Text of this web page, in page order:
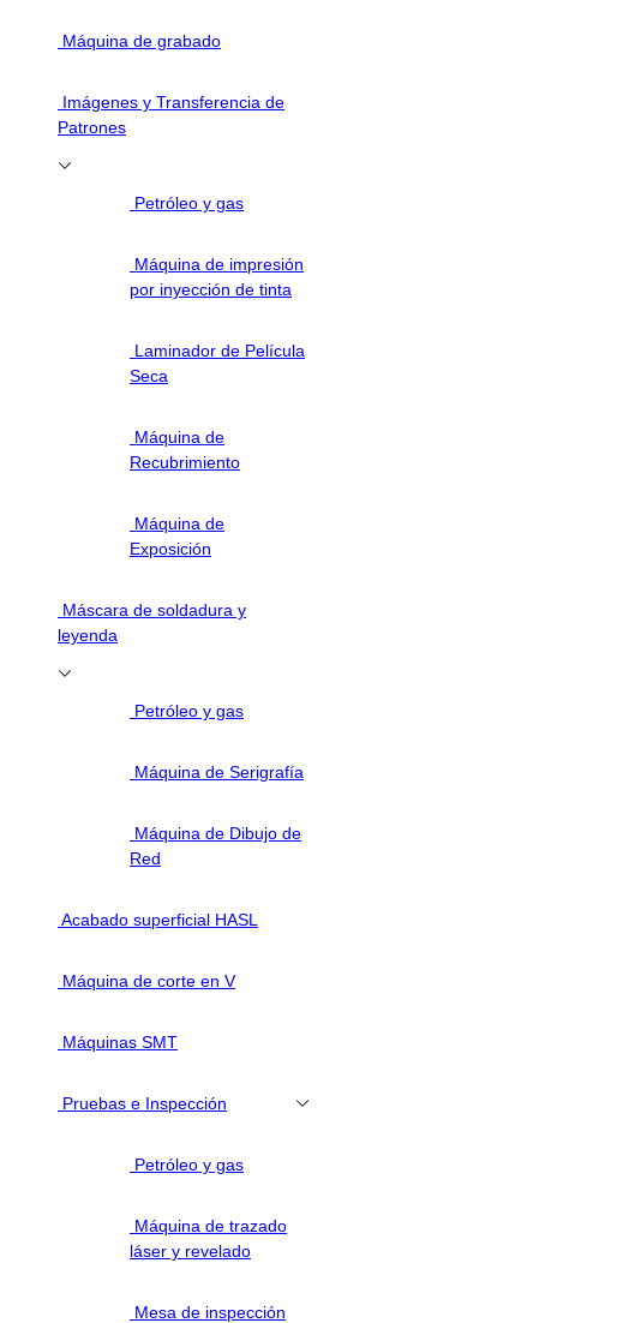
Máquina de grabado
Imágenes y Transferencia de
Patrones
Petróleo y gas
Máquina de impresión
por inyección de tinta
Laminador de Película
Seca
Máquina de
Recubrimiento
Máquina de
Exposición
Máscara de soldadura y
leyenda
Petróleo y gas
Máquina de Serigrafía
Máquina de Dibujo de
Red
Acabado superficial HASL
Máquina de corte en V
Máquinas SMT
Pruebas e Inspección
Petróleo y gas
Máquina de trazado
láser y revelado
Mesa de inspección